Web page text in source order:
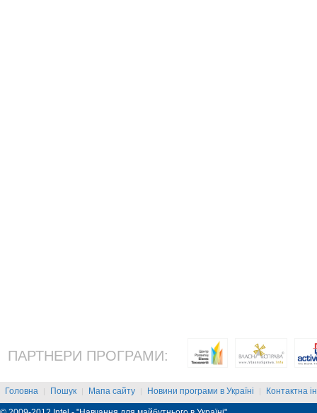
ПАРТНЕРИ ПРОГРАМИ:
Головна | Пошук | Мапа сайту | Новини програми в Україні | Контактна